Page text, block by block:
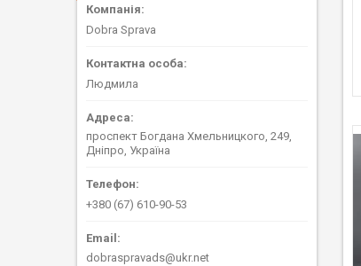
Dobra Sprava
Людмила
проспект Богдана Хмельницкого, 249,
Дніпро, Україна
+380 (67) 610-90-53
dobraspravads@ukr.net